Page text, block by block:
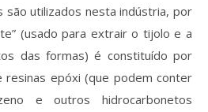
são utilizados nesta indústria, por
(usado para extrair o tijolo e a
das formas) é constituído por
resinas epóxi (que podem conter
e outros hidrocarbonetos